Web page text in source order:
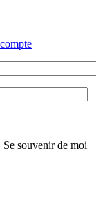
Se souvenir de moi